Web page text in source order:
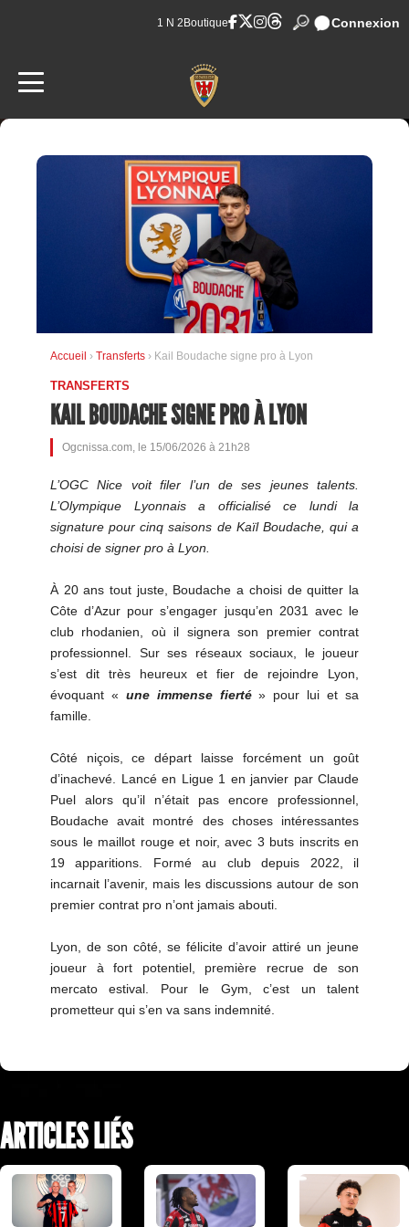
1 N 2 Boutique Connexion
Accueil › Transferts › Kail Boudache signe pro à Lyon
TRANSFERTS
KAIL BOUDACHE SIGNE PRO À LYON
Ogcnissa.com, le 15/06/2026 à 21h28
L’OGC Nice voit filer l’un de ses jeunes talents.
L’Olympique Lyonnais a officialisé ce lundi la
signature pour cinq saisons de Kaïl Boudache, qui a
choisi de signer pro à Lyon.
À 20 ans tout juste, Boudache a choisi de quitter la
Côte d’Azur pour s’engager jusqu’en 2031 avec le
club rhodanien, où il signera son premier contrat
professionnel. Sur ses réseaux sociaux, le joueur
s’est dit très heureux et fier de rejoindre Lyon,
évoquant « une immense fierté» pour lui et sa
famille.
Côté niçois, ce départ laisse forcément un goût
d’inachevé. Lancé en Ligue 1 en janvier par Claude
Puel alors qu’il n’était pas encore professionnel,
Boudache avait montré des choses intéressantes
sous le maillot rouge et noir, avec 3 buts inscrits en
19 apparitions. Formé au club depuis 2022, il
incarnait l’avenir, mais les discussions autour de son
premier contrat pro n’ont jamais abouti.
Lyon, de son côté, se félicite d’avoir attiré un jeune
joueur à fort potentiel, première recrue de son
mercato estival. Pour le Gym, c’est un talent
prometteur qui s’en va sans indemnité.
ARTICLES LIÉS